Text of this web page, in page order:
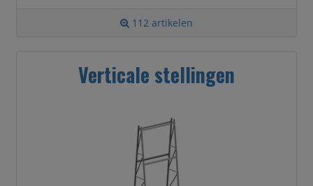
112 artikelen
Verticale stellingen